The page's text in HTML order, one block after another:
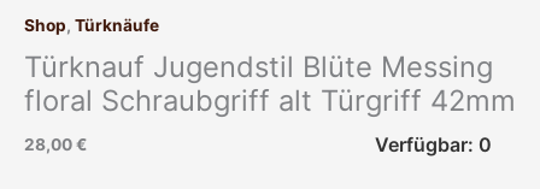
Shop, Türknäufe
Türknauf Jugendstil Blüte Messing
floral Schraubgriff alt Türgriff 42mm
28,00€ Verfügbar: 0